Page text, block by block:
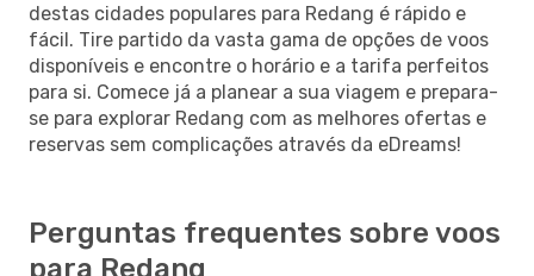
destas cidades populares para Redang é rápido e
fácil. Tire partido da vasta gama de opções de voos
disponíveis e encontre o horário e a tarifa perfeitos
para si. Comece já a planear a sua viagem e prepara-
se para explorar Redang com as melhores ofertas e
reservas sem complicações através da eDreams!
Perguntas frequentes sobre voos
para Redang